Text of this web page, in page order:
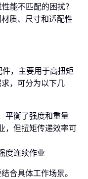
能不匹配的困扰？
质、尺寸和适配性
，主要用于高扭矩
，可分为以下几
平衡了强度和重量
，但扭矩传递效率可
度连续作业
合具体工作场景。